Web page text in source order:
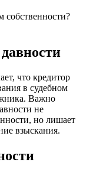
собственности?
что кредитор
в судебном
Важно
не
но лишает
взыскания.